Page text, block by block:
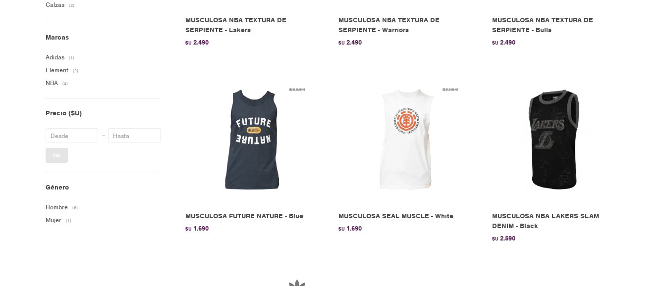
MUSCULOSA NBA TEXTURA DE
SERPIENTE - Lakers
$U 2.490
MUSCULOSA NBA TEXTURA DE
SERPIENTE - Warriors
$U 2.490
MUSCULOSA NBA TEXTURA DE
SERPIENTE - Bulls
$U 2.490
MUSCULOSA FUTURE NATURE - Blue
$U 1.690
MUSCULOSA SEAL MUSCLE - White
$U 1.690
MUSCULOSA NBA LAKERS SLAM
DENIM - Black
$U 2.590
Calzas (2)
Marcas
Adidas (1)
Element (2)
NBA (4)
Precio ($U)
OK
Género
Hombre (6)
Mujer (1)